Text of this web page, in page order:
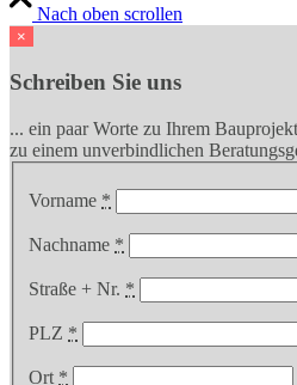
Nach oben scrollen
×
Schreiben Sie uns
... ein paar Worte zu Ihrem
zu einem unverbindlichen
Vorname *
Nachname *
Straße + Nr. *
PLZ *
Ort *